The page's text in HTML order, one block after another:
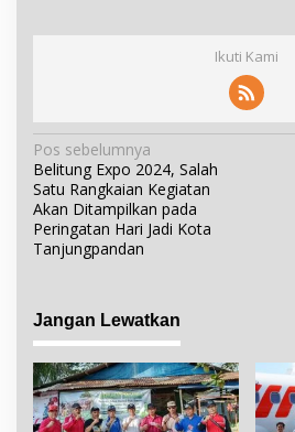
Ikuti Kami
N
a
v
i
g
s
i
p
o
s
Pos sebelumnya
Belitung Expo 2024, Salah
Satu Rangkaian Kegiatan
Akan Ditampilkan pada
Peringatan Hari Jadi Kota
Tanjungpandan
Jangan Lewatkan